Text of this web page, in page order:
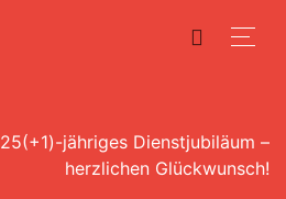
25(+1)-jähriges Dienstjubiläum –
herzlichen Glückwunsch!